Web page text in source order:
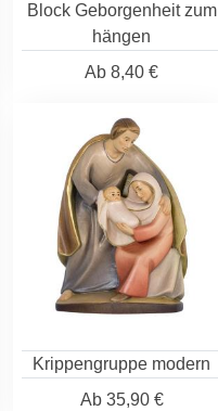
Block Geborgenheit zum
hängen
Ab 8,40 €
Krippengruppe modern
Ab35,90 €